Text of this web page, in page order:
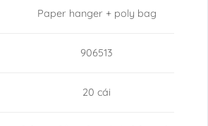
Paper hanger + poly bag
906513
20 cái